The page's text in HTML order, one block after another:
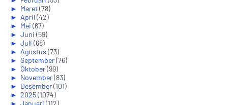
► Maret(78)
► April(42)
► Mei (67)
► Juni (59)
► Juli (68)
► Agustus (73)
► September(76)
► Oktober(99)
► November(83)
► Desember(101)
► 2025(1074)
► Januari (112)